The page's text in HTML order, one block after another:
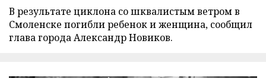
В результате циклона со шквалистым ветром в
Смоленске погибли ребенок и женщина, сообщил
глава города Александр Новиков.